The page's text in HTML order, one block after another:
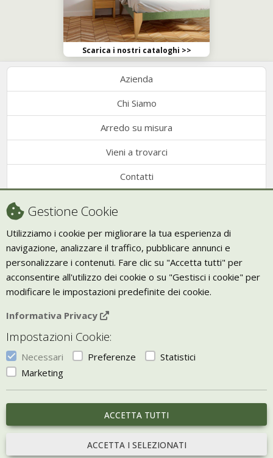
Scarica i nostri cataloghi >>
Azienda
Chi Siamo
Arredo su misura
Vieni a trovarci
Contatti
Trasporto
Giornale Bio
Bio Arredamento
Vivere Zen è un marchio di Uketis srls
p.iva IT06473130828
Gestisci i Cookie
portale sviluppato conBill e-commerce
Gestione Cookie
Utilizziamo i cookie per migliorare la tua esperienza di
navigazione, analizzare il traffico, pubblicare annunci e
personalizzare i contenuti. Fare clic su "Accetta tutti" per
acconsentire all'utilizzo dei cookie o su "Gestisci i cookie" per
modificare le impostazioni predefinite dei cookie.
Informativa Privacy
Impostazioni Cookie:
Necessari Preferenze
Statistici
Marketing
ACCETTA TUTTI
ACCETTA I SELEZIONATI